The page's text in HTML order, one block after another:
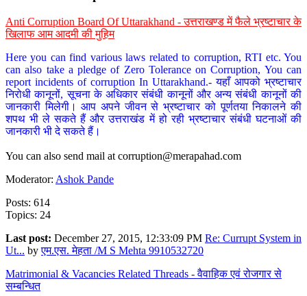
Anti Corruption Board Of Uttarakhand - उत्तराखण्ड में फैले भ्रष्टाचार के
खिलाफ आम आदमी की मुहिम
Here you can find various laws related to corruption, RTI etc. You
can also take a pledge of Zero Tolerance on Corruption, You can
report incidents of corruption In Uttarakhand.- यहाँ आपको भ्रष्टाचार
निरोधी कानूनों, सूचना के अधिकार संबंधी कानूनों और अन्य संबंधी कानूनों की
जानकारी मिलेगी। आप अपने जीवन से भ्रष्टाचार को पूर्णतया निकालने की
शपथ भी ले सकते हैं और उत्तराखंड में हो रही भ्रष्टाचार संबंधी घटनाओं की
जानकारी भी दे सकते हैं।
You can also send mail at corruption@merapahad.com
Moderator: Ashok Pande
Posts: 614
Topics: 24
Last post: December 27, 2015, 12:33:09 PM Re: Currupt System in
Ut... byएम.एस. मेहता /M S Mehta 9910532720
Matrimonial & Vacancies Related Threads - वैवाहिक एवं रोजगार से
सम्बन्धित